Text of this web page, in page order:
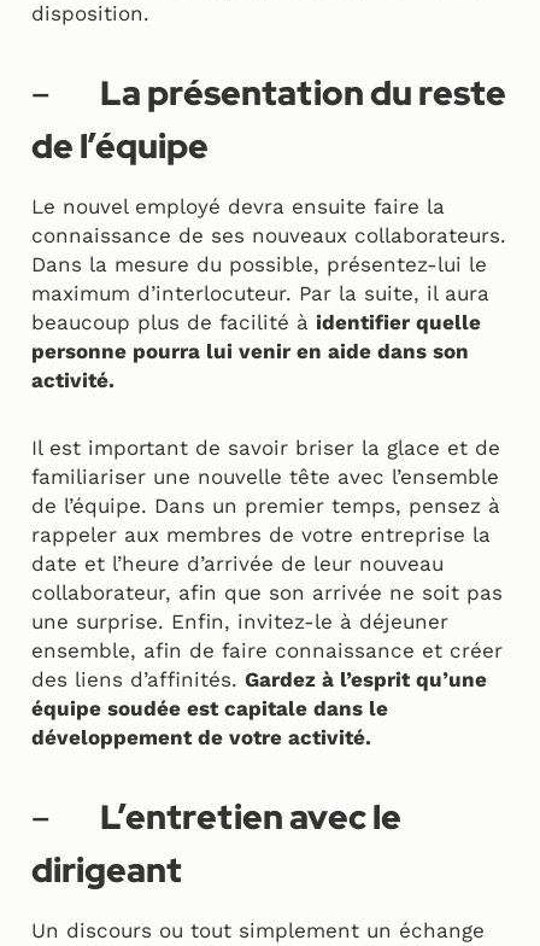
disposition.
– La présentation du reste
de l’équipe
Le nouvel employé devra ensuite faire la
connaissance de ses nouveaux collaborateurs.
Dans la mesure du possible, présentez-lui le
maximum d’interlocuteur. Par la suite, il aura
beaucoup plus de facilité à identifier quelle
personne pourra lui venir en aide dans son
activité.
Il est important de savoir briser la glace et de
familiariser une nouvelle tête avec l’ensemble
de l’équipe. Dans un premier temps, pensez à
rappeler aux membres de votre entreprise la
date et l’heure d’arrivée de leur nouveau
collaborateur, afin que son arrivée ne soit pas
une surprise. Enfin, invitez-le à déjeuner
ensemble, afin de faire connaissance et créer
des liens d’affinités. Gardez à l’esprit qu’une
équipe soudée est capitale dans le
développement de votre activité.
– L’entretien avec le
dirigeant
Un discours ou tout simplement un échange